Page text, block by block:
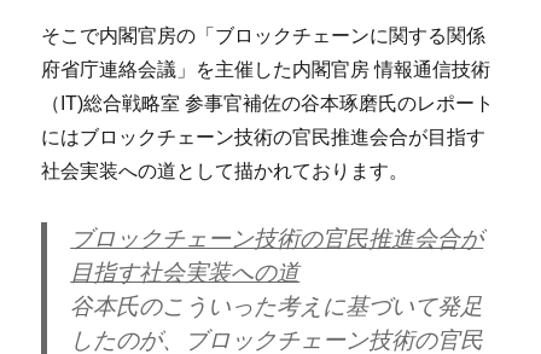
そこで内閣官房の「ブロックチェーンに関する関係
府省庁連絡会議」を主催した内閣官房 情報通信技術
（IT)総合戦略室 参事官補佐の谷本琢磨氏のレポート
にはブロックチェーン技術の官民推進会合が目指す
社会実装への道として描かれております。
ブロックチェーン技術の官民推進会合が
目指す社会実装への道
谷本氏のこういった考えに基づいて発足
したのが、ブロックチェーン技術の官民